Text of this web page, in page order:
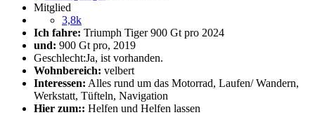
Mitglied
3,8k
Ich fahre: Triumph Tiger 900 Gt pro 2024
und: 900 Gt pro, 2019
Geschlecht:Ja, ist vorhanden.
Wohnbereich: velbert
Interessen: Alles rund um das Motorrad, Laufen/ Wandern,
Werkstatt, Tüfteln, Navigation
Hier zum:: Helfen und Helfen lassen